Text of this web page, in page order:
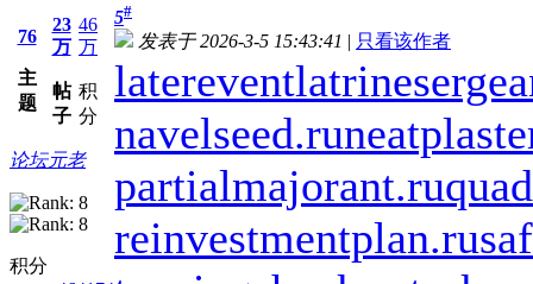
76
主
题
23
万
帖
子
46
万
积
分
论坛元老
积分
5#
发表于 2026-3-5 15:43:41 | 只看该作者
laterevent
navelseed.ru
partialmajorant.ru
reinvestmentplan.ru